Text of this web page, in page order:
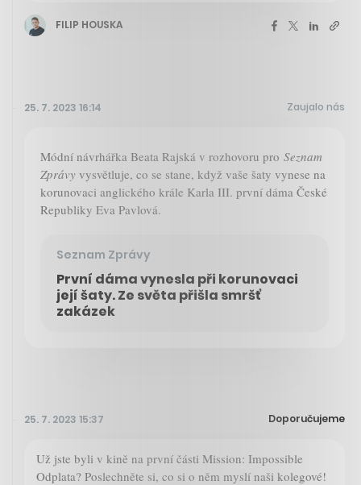
FILIP HOUSKA
25. 7. 2023 16:14 Zaujalo nás
Módní návrhářka Beata Rajská v rozhovoru pro Seznam
Zprávy vysvětluje, co se stane, když vaše šaty vynese na
korunovaci anglického krále Karla III. první dáma České
Republiky Eva Pavlová.
Seznam Zprávy
První dáma vynesla při korunovaci
její šaty. Ze světa přišla smršť
zakázek
25. 7. 2023 15:37 Doporučujeme
Už jste byli v kině na první části Mission: Impossible
Odplata? Poslechněte si, co si o něm myslí naši kolegové!